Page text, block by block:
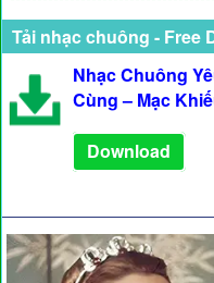
Tải nhạc chuông - Free
Nhạc Chuông
Cùng – Mạc
Download